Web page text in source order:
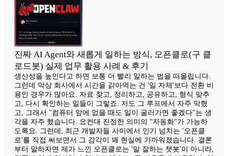
진짜 AI Agent와 새롭게 일하는 방식, 오픈클로(구 클
로드봇) 실제 업무 활용 사례 & 후기
생산성을 높인다고 하면 보통 더 빨리 일하는 법을 떠올립니다.
그런데 막상 회사에서 시간을 갉아먹는 건 '일 자체'보다 전환 비
용인 경우가 많아요. 자료 찾고, 정리하고, 공유하고, 형식 맞추
고, 다시 확인하는 일들이 그렇죠. 저도 그 루프에서 자주 막혔
고, 그래서 "컴퓨터 앞에 없을 때도 일이 굴러가면 좋겠다"는 생
각을 자주 했습니다. 요컨대 진정한 의미의 "자동화"가 가능하
도록요. 그런데, 최근 개발자들 사이에서 인기 넘치는 '오픈클
로'를 직접 써보면서 그 감각이 꽤 현실에 가까워졌습니다. 결론
부터 말하자면 제가 느낀 오픈클로는 '말 잘하는 챗봇'이 아니라,